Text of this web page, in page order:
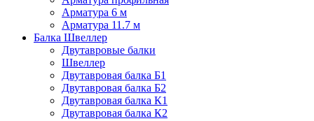
Арматура 6 м
Арматура 11.7 м
Балка Швеллер
Двутавровые балки
Швеллер
Двутавровая балка Б1
Двутавровая балка Б2
Двутавровая балка К1
Двутавровая балка К2